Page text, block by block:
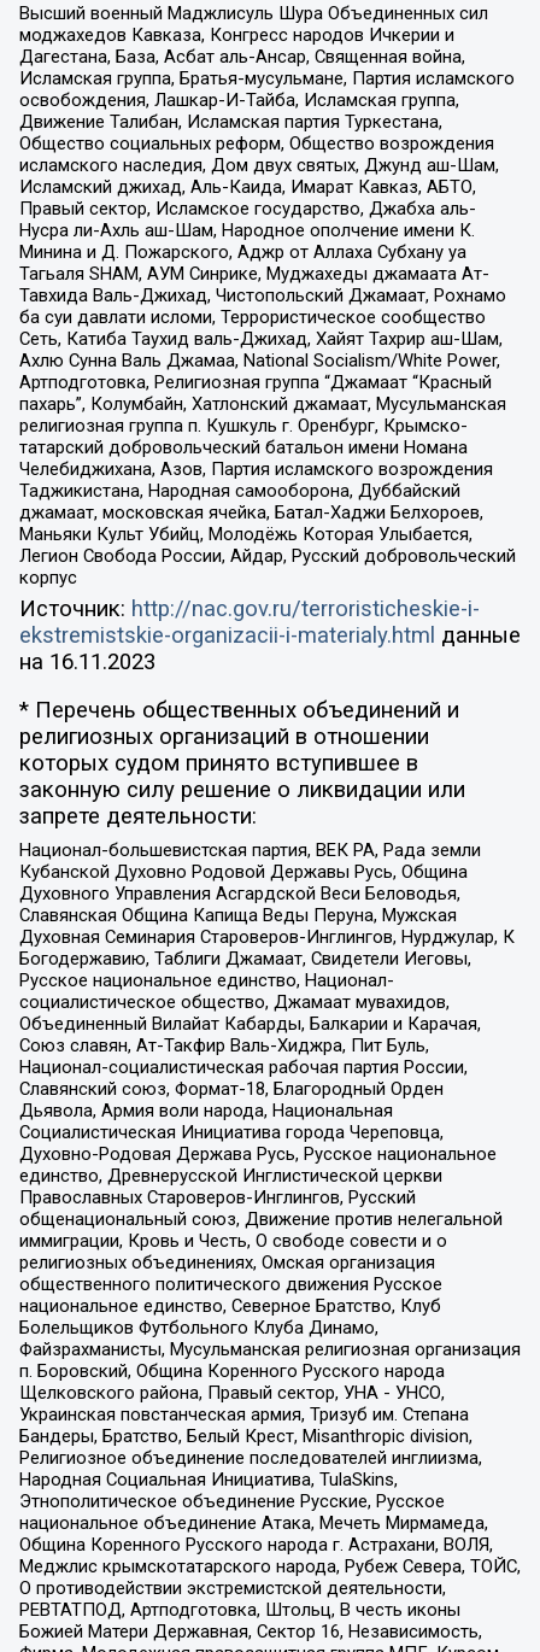
Высший военный Маджлисуль Шура Объединенных сил
моджахедов Кавказа, Конгресс народов Ичкерии и
Дагестана, База, Асбат аль-Ансар, Священная война,
Исламская группа, Братья-мусульмане, Партия исламского
освобождения, Лашкар-И-Тайба, Исламская группа,
Движение Талибан, Исламская партия Туркестана,
Общество социальных реформ, Общество возрождения
исламского наследия, Дом двух святых, Джунд аш-Шам,
Исламский джихад, Аль-Каида, Имарат Кавказ, АБТО,
Правый сектор, Исламское государство, Джабха аль-
Нусра ли-Ахль аш-Шам, Народное ополчение имени К.
Минина и Д. Пожарского, Аджр от Аллаха Субхану уа
Тагьаля SHAM, АУМ Синрике, Муджахеды джамаата Ат-
Тавхида Валь-Джихад, Чистопольский Джамаат, Рохнамо
ба суи давлати исломи, Террористическое сообщество
Сеть, Катиба Таухид валь-Джихад, Хайят Тахрир аш-Шам,
Ахлю Сунна Валь Джамаа, National Socialism/White Power,
Артподготовка, Религиозная группа “Джамаат “Красный
пахарь”, Колумбайн, Хатлонский джамаат, Мусульманская
религиозная группа п. Кушкуль г. Оренбург, Крымско-
татарский добровольческий батальон имени Номана
Челебиджихана, Азов, Партия исламского возрождения
Таджикистана, Народная самооборона, Дуббайский
джамаат, московская ячейка, Батал-Хаджи Белхороев,
Маньяки Культ Убийц, Молодёжь Которая Улыбается,
Легион Свобода России, Айдар, Русский добровольческий
корпус
Источник: http://nac.gov.ru/terroristicheskie-i-
ekstremistskie-organizacii-i-materialy.html данные
на 16.11.2023
* Перечень общественных объединений и
религиозных организаций в отношении
которых судом принято вступившее в
законную силу решение о ликвидации или
запрете деятельности:
Национал-большевистская партия, ВЕК РА, Рада земли
Кубанской Духовно Родовой Державы Русь, Община
Духовного Управления Асгардской Веси Беловодья,
Славянская Община Капища Веды Перуна, Мужская
Духовная Семинария Староверов-Инглингов, Нурджулар, К
Богодержавию, Таблиги Джамаат, Свидетели Иеговы,
Русское национальное единство, Национал-
социалистическое общество, Джамаат мувахидов,
Объединенный Вилайат Кабарды, Балкарии и Карачая,
Союз славян, Ат-Такфир Валь-Хиджра, Пит Буль,
Национал-социалистическая рабочая партия России,
Славянский союз, Формат-18, Благородный Орден
Дьявола, Армия воли народа, Национальная
Социалистическая Инициатива города Череповца,
Духовно-Родовая Держава Русь, Русское национальное
единство, Древнерусской Инглистической церкви
Православных Староверов-Инглингов, Русский
общенациональный союз, Движение против нелегальной
иммиграции, Кровь и Честь, О свободе совести и о
религиозных объединениях, Омская организация
общественного политического движения Русское
национальное единство, Северное Братство, Клуб
Болельщиков Футбольного Клуба Динамо,
Файзрахманисты, Мусульманская религиозная организация
п. Боровский, Община Коренного Русского народа
Щелковского района, Правый сектор, УНА - УНСО,
Украинская повстанческая армия, Тризуб им. Степана
Бандеры, Братство, Белый Крест, Misanthropic division,
Религиозное объединение последователей инглиизма,
Народная Социальная Инициатива, TulaSkins,
Этнополитическое объединение Русские, Русское
национальное объединение Атака, Мечеть Мирмамеда,
Община Коренного Русского народа г. Астрахани, ВОЛЯ,
Меджлис крымскотатарского народа, Рубеж Севера, ТОЙС,
О противодействии экстремистской деятельности,
РЕВТАТПОД, Артподготовка, Штольц, В честь иконы
Божией Матери Державная, Сектор 16, Независимость,